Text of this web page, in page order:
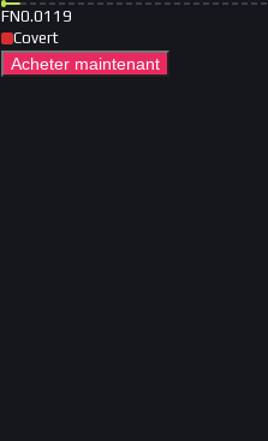
FN0.0119
Covert
Acheter maintenant